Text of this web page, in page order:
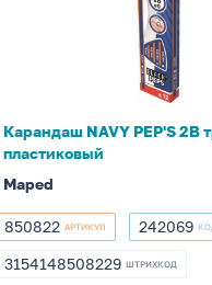
Карандаш NAVY PEP'S 2В
пластиковый
Maped
850822
850822 АРТИКУЛ 242069
242069
3154148508229
3154148508229 ШТРИХКОД